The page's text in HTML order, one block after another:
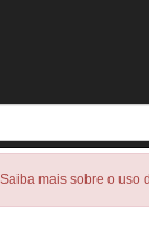
mais sobre o uso